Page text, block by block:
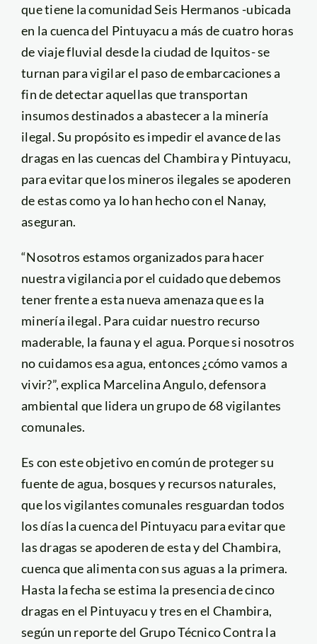
que tiene la comunidad Seis Hermanos -ubicada
en la cuenca del Pintuyacu a más de cuatro horas
de viaje fluvial desde la ciudad de Iquitos- se
turnan para vigilar el paso de embarcaciones a
fin de detectar aquellas que transportan
insumos destinados a abastecer a la minería
ilegal. Su propósito es impedir el avance de las
dragas en las cuencas del Chambira y Pintuyacu,
para evitar que los mineros ilegales se apoderen
de estas como ya lo han hecho con el Nanay,
aseguran.
“Nosotros estamos organizados para hacer
nuestra vigilancia por el cuidado que debemos
tener frente a esta nueva amenaza que es la
minería ilegal. Para cuidar nuestro recurso
maderable, la fauna y el agua. Porque si nosotros
no cuidamos esa agua, entonces ¿cómo vamos a
vivir?”, explica Marcelina Angulo, defensora
ambiental que lidera un grupo de 68 vigilantes
comunales.
Es con este objetivo en común de proteger su
fuente de agua, bosques y recursos naturales,
que los vigilantes comunales resguardan todos
los días la cuenca del Pintuyacu para evitar que
las dragas se apoderen de esta y del Chambira,
cuenca que alimenta con sus aguas a la primera.
Hasta la fecha se estima la presencia de cinco
dragas en el Pintuyacu y tres en el Chambira,
según un reporte del Grupo Técnico Contra la